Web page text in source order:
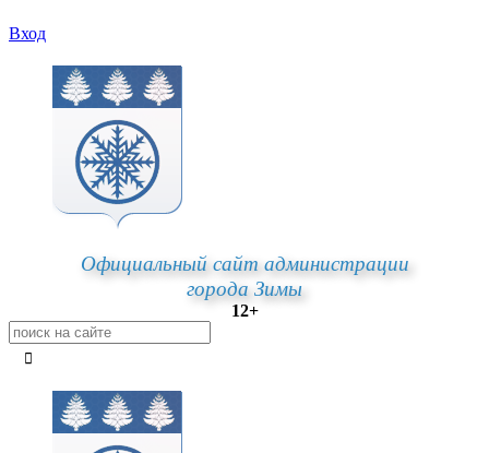
Вход
Официальный сайт администрации
города Зимы
12+